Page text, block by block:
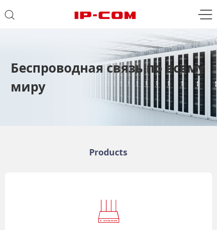
Беспроводная связь по всему
миру
Products